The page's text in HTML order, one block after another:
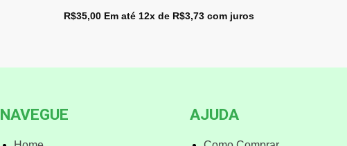
R$35,00 Em até 12x de R$3,73com juros
NAVEGUE AJUDA